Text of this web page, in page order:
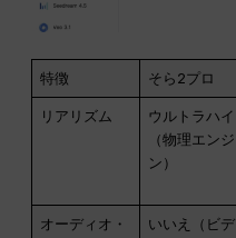
特徴 そら2プロ
リアリズム
ウルトラハイ
（物理エンジ
ン）
オーディオ・
いいえ（ビデ